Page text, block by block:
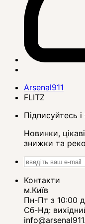
Arsenal911
FLITZ
Підписуйтесь
Новинки,
знижки та
Контакти
м.Київ
Пн-Пт з 10:00
Сб-Нд: